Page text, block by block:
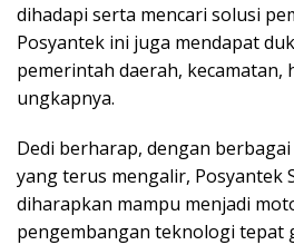
dihadapi serta mencari solusi
Posyantek ini juga mendapat
pemerintah daerah, kecamatan,
ungkapnya.
Dedi berharap, dengan
yang terus mengalir, Posyantek
diharapkan mampu menjadi
pengembangan teknologi tepat